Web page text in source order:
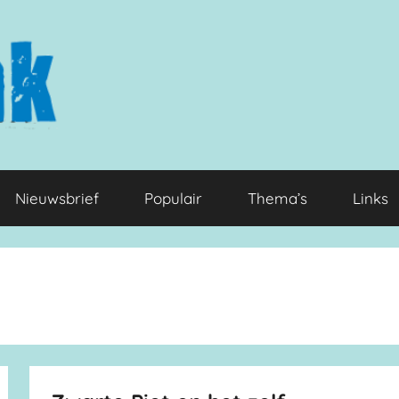
Nieuwsbrief Populair Thema’s Links